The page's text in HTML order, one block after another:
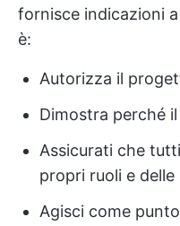
fornisce indicazioni
è:
Autorizza il
Dimostra perché
Assicurati che
propri ruoli e
Agisci come